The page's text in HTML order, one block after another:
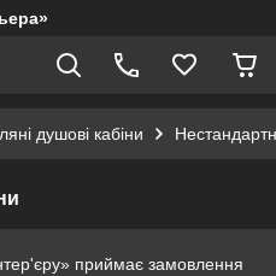
душові кабіни
приймає замовлення